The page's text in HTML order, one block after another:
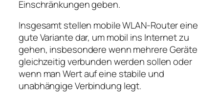
Einschränkungen geben.
Insgesamt stellen mobile WLAN‑Router eine
gute Variante dar, um mobil ins Internet zu
gehen, insbesondere wenn mehrere Geräte
gleichzeitig verbunden werden sollen oder
wenn man Wert auf eine stabile und
unabhängige Verbindung legt.